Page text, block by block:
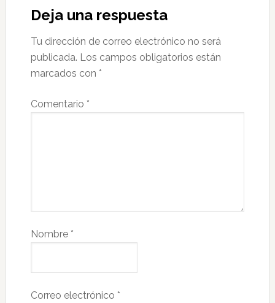
Deja una respuesta
Tu dirección de correo electrónico no será
publicada. Los campos obligatorios están
marcados con *
Comentario *
Nombre *
Correo electrónico *